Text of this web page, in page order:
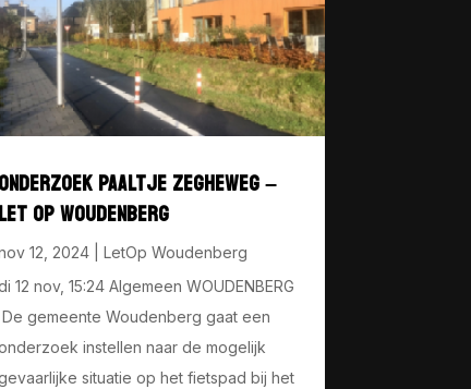
ONDERZOEK PAALTJE ZEGHEWEG –
LET OP WOUDENBERG
12, 2024| LetOp Woudenberg
12 nov, 15:24 Algemeen WOUDENBERG
De gemeente Woudenberg gaat een
instellen naar de mogelijk
situatie op het fietspad bij het